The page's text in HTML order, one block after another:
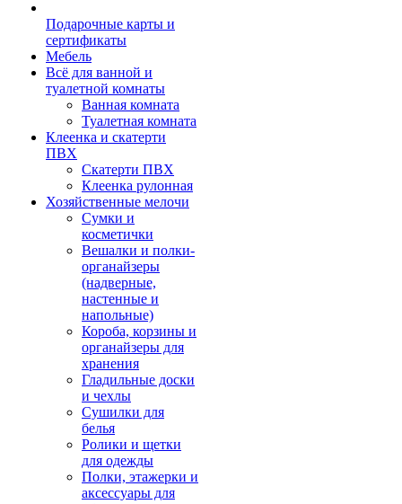
Подарочные карты и
сертификаты
Мебель
Всё для ванной и
туалетной комнаты
Ванная комната
Туалетная комната
Клеенка и скатерти
ПВХ
Скатерти ПВХ
Клеенка рулонная
Хозяйственные мелочи
Сумки и
косметички
Вешалки и полки-
органайзеры
(надверные,
настенные и
напольные)
Короба, корзины и
органайзеры для
хранения
Гладильные доски
и чехлы
Сушилки для
белья
Ролики и щетки
для одежды
Полки, этажерки и
аксессуары для